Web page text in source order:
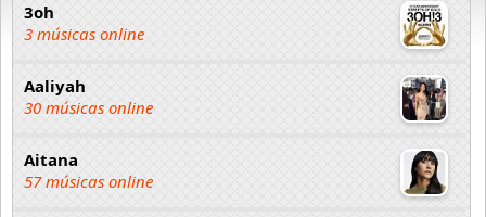
3oh
3 músicas online
Aaliyah
30 músicas online
Aitana
57 músicas online